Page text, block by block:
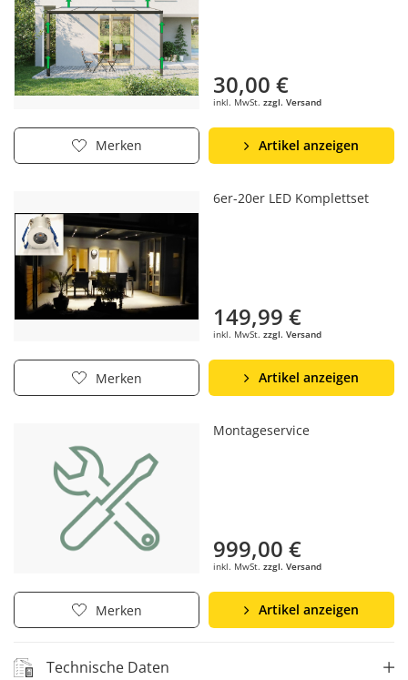
30,00 €
inkl. MwSt. zzgl. Versand
Merken Artikel anzeigen
6er-20er LED Komplettset
149,99 €
inkl. MwSt. zzgl. Versand
Merken Artikel anzeigen
Montageservice
999,00 €
inkl. MwSt. zzgl. Versand
Merken Artikel anzeigen
Technische Daten